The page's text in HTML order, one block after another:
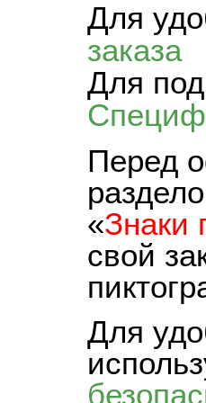
Для
заказа
Для
Перед
«Знаки
свой
Для